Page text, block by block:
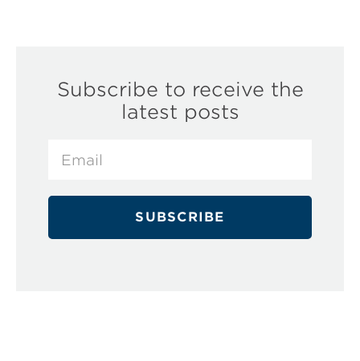
Subscribe to receive the
latest posts